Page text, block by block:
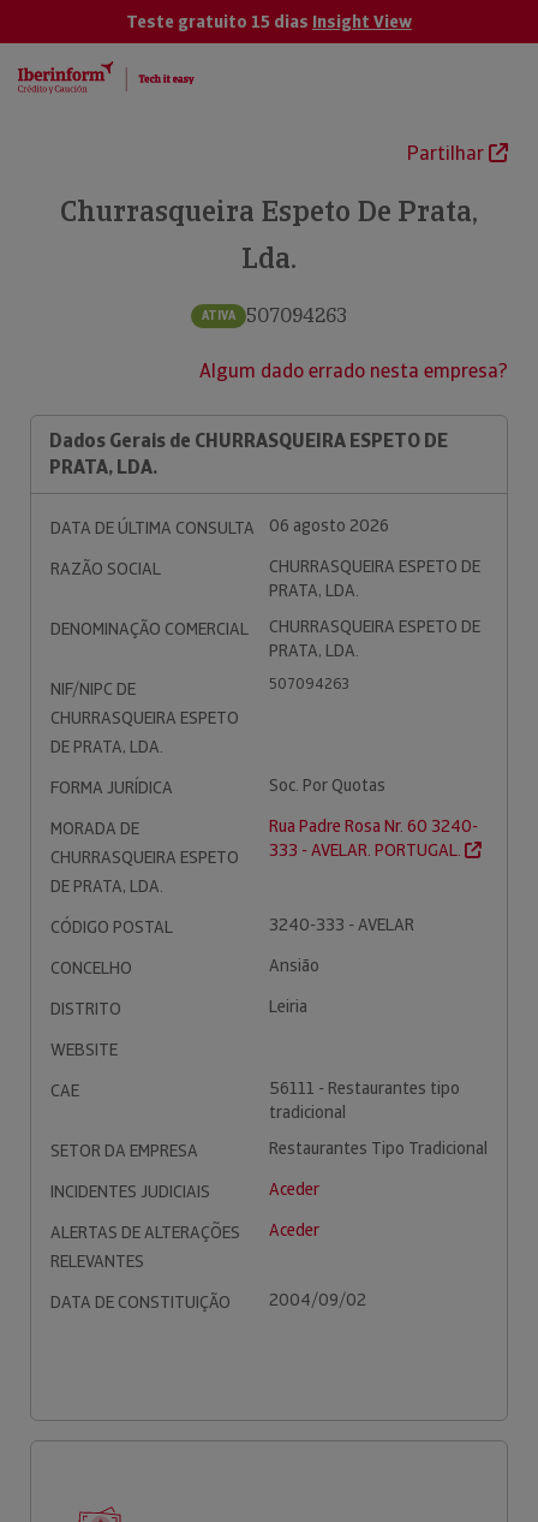
Teste gratuito 15 dias Insight View
Partilhar
Churrasqueira Espeto De Prata,
Lda.
ATIVA 507094263
Algum dado errado nesta empresa?
Dados Gerais de CHURRASQUEIRA ESPETO DE
PRATA, LDA.
DATA DE ÚLTIMA CONSULTA
06 agosto 2026
RAZÃO SOCIAL
CHURRASQUEIRA ESPETO DE
PRATA, LDA.
DENOMINAÇÃO COMERCIAL
CHURRASQUEIRA ESPETO DE
PRATA, LDA.
NIF/NIPC DE
CHURRASQUEIRA ESPETO
DE PRATA, LDA.
507094263
FORMA JURÍDICA
Soc. Por Quotas
MORADA DE
CHURRASQUEIRA ESPETO
DE PRATA, LDA.
Rua Padre Rosa Nr. 60 3240-
333 - AVELAR. PORTUGAL.
CÓDIGO POSTAL
3240-333 - AVELAR
CONCELHO
Ansião
DISTRITO
Leiria
WEBSITE
CAE
56111 - Restaurantes tipo
tradicional
SETOR DA EMPRESA
Restaurantes Tipo Tradicional
INCIDENTES JUDICIAIS
Aceder
ALERTAS DE ALTERAÇÕES
RELEVANTES
Aceder
DATA DE CONSTITUIÇÃO 2004/09/02